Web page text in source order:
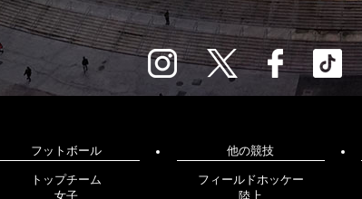
フットボール
トップチーム
女子
他の競技
フィールドホッケー
陸上